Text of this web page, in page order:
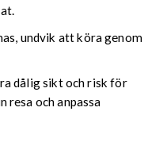
undvik att köra genom
dålig sikt och risk för
resa och anpassa